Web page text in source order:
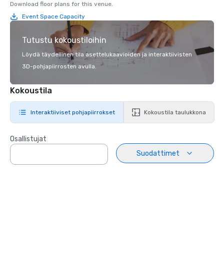
Download floor plans for this venue.
Event Space Capacity
Tutustu kokoustiloihin
Löydä täydellinen tila asettelukaavioiden ja interaktiivisten
3D-pohjapiirrosten avulla.
Kokoustila
Interaktiiviset pohjapiirrokset Kokoustila taulukkona
Osallistujat
Suodattimet